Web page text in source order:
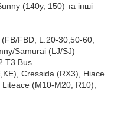
(140y, 150) та інші
FBD, L:20-30;50-60,
Samurai (LJ/SJ)
T3 Bus
Cressida (RX3), Hiace
(M10-M20, R10),